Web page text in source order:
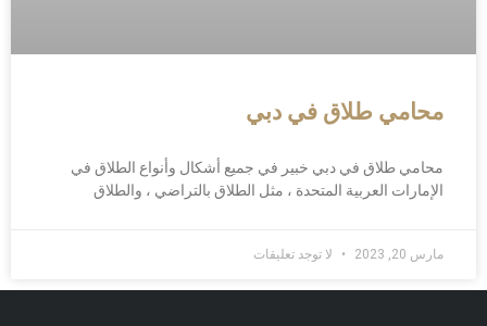
محامي طلاق في دبي
محامي طلاق في دبي خبير في جميع أشكال وأنواع الطلاق في
الإمارات العربية المتحدة ، مثل الطلاق بالتراضي ، والطلاق
مارس 20, 2023 لا توجد تعليقات